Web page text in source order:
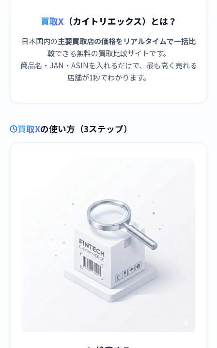
買取X （カイトリエックス）とは？
日本国内の主要買取店の価格をリアルタイムで一括比
較できる無料の買取比較サイトです。
商品名・JAN・ASINを入れるだけで、最も高く売れる
店舗が1秒でわかります。
買取Xの使い方（3ステップ）